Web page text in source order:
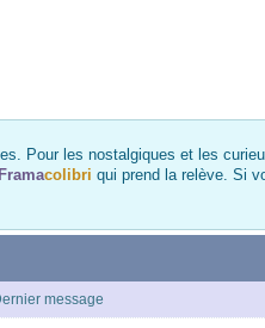
Pour les nostalgiques et les
Framacolibri qui prend la relève. Si
message